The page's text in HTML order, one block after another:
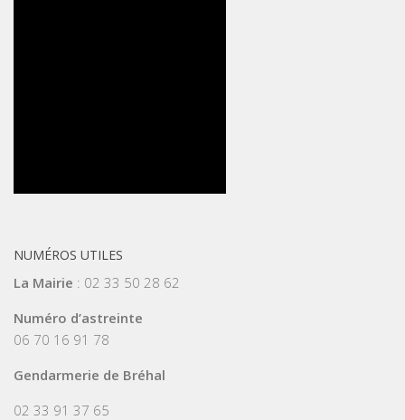
NUMÉROS UTILES
La Mairie : 02 33 50 28 62
Numéro d’astreinte
06 70 16 91 78
Gendarmerie de Bréhal
02 33 91 37 65